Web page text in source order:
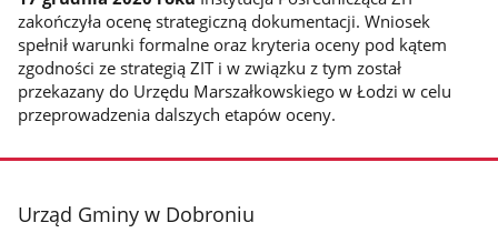
zakończyła ocenę strategiczną dokumentacji. Wniosek
spełnił warunki formalne oraz kryteria oceny pod kątem
zgodności ze strategią ZIT i w związku z tym został
przekazany do Urzędu Marszałkowskiego w Łodzi w celu
przeprowadzenia dalszych etapów oceny.
stopka
Urząd Gminy w Dobroniu